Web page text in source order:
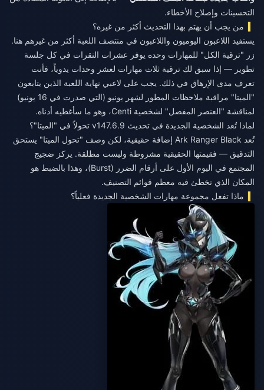
التحسينات وإصلاح الأخطاء.
من يجب أن يهتم بهذا التحديث أكثر من غيره؟
يستفيد اللاعبون اليوميون واللاعبون في منتصف اللعبة أكثر من غيرهم هنا.
زر "ترقية الكل" للمهارات وحده يوفر عشرات النقرات في كل جلسة
تطوير — إذا سبق لك ترقية ثلاث مهارات لعشر وحدات يدوياً، فأنت
تعرف مدى الإرهاق في ذلك. يجب على لاعبي نهاية اللعبة الذين يتابعون
"الميتا" مراقبة ملاحظات المطور لشهر يونيو (التي صدرت في 16 يونيو)
لمناقشة "العنصر المفضل" لشخصية Centi، وهو ما سأغطيه أدناه.
لماذا تُعد الشخصية الجديدة في تحديث v147.6.9 تحولاً في "الميتا"؟
تُعد Ark Ranger Black إضافة حقيقية، لكن وصف "تحول الميتا" يستحق
التدقيق — فقيمتها الحقيقية مشروطة وليست مطلقة. يركز ضجيج
المجتمع في اليوم الأول على أرقام الضرر (Burst)، وهذا بالضبط هو
المكان الذي تخطئ فيه معظم قوائم التصنيف.
ماذا تفعل مجموعة مهارات الشخصية الجديدة فعلياً؟